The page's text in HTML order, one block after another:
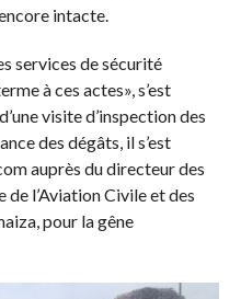
intacte.
services de sécurité
à ces actes», s’est
visite d’inspection des
des dégâts, il s’est
auprès du directeur des
l’Aviation Civile et des
pour la gêne